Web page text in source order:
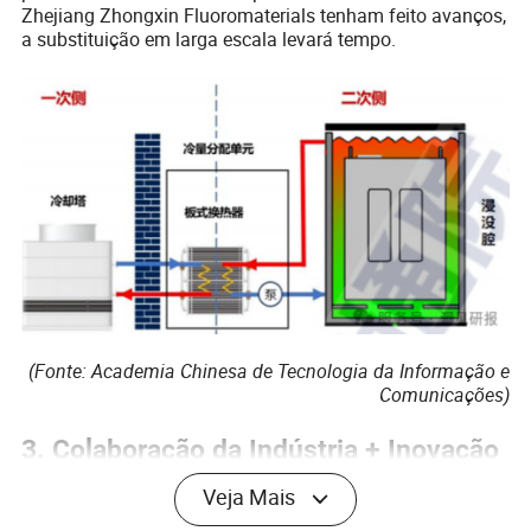
Zhejiang Zhongxin Fluoromaterials tenham feito avanços,
a substituição em larga escala levará tempo.
(Fonte: Academia Chinesa de Tecnologia da Informação e
Comunicações)
3. Colaboração da Indústria + Inovação
Pré-fabricada Resolvem "Desafios de
Implantação"
Veja Mais